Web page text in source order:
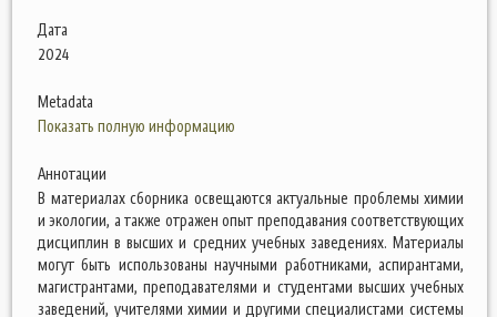
Дата
2024
Metadata
Показать полную информацию
Аннотации
В материалах сборника освещаются актуальные проблемы химии
и экологии, а также отражен опыт преподавания соответствующих
дисциплин в высших и средних учебных заведениях. Материалы
могут быть использованы научными работниками, аспирантами,
магистрантами, преподавателями и студентами высших учебных
заведений, учителями химии и другими специалистами системы